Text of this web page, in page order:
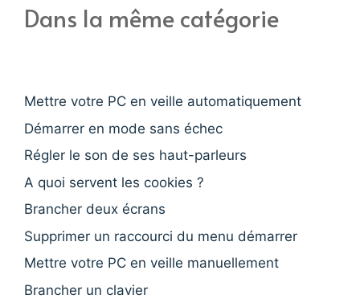
Dans la même catégorie
Mettre votre PC en veille automatiquement
Démarrer en mode sans échec
Régler le son de ses haut-parleurs
A quoi servent les cookies ?
Brancher deux écrans
Supprimer un raccourci du menu démarrer
Mettre votre PC en veille manuellement
Brancher un clavier